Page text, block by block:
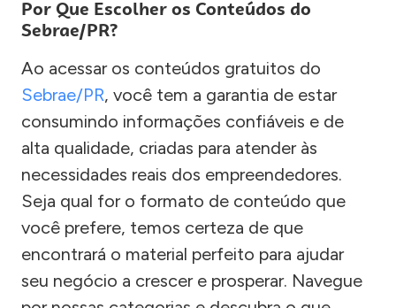
Por Que Escolher os Conteúdos do
Sebrae/PR?
Ao acessar os conteúdos gratuitos do
Sebrae/PR, você tem a garantia de estar
consumindo informações confiáveis e de
alta qualidade, criadas para atender às
necessidades reais dos empreendedores.
Seja qual for o formato de conteúdo que
você prefere, temos certeza de que
encontrará o material perfeito para ajudar
seu negócio a crescer e prosperar. Navegue